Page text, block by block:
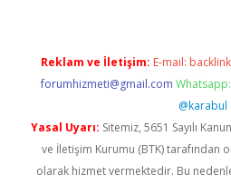
Reklam ve İletişim: E-mail:
forumhizmeti@gmail.com
@karabul
Yasal Uyarı: Sitemiz, 5651 Sayılı
ve İletişim Kurumu (BTK) tarafından
olarak hizmet vermektedir. Bu